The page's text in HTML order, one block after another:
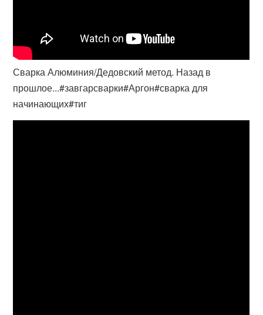
Сварка Алюминия/Дедовский метод. Назад в
прошлое...#завгарсварки#Аргон#сварка для
начинающих#тиг